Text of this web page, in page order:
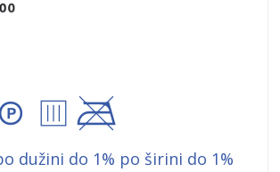
dužini do 1% po širini do 1%